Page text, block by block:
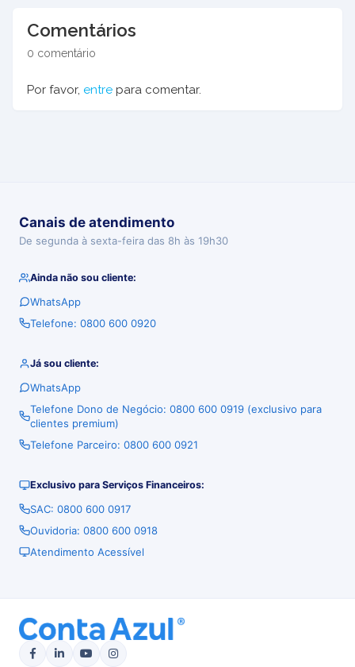
Comentários
0 comentário
Por favor, entre para comentar.
Canais de atendimento
De segunda à sexta-feira das 8h às 19h30
Ainda não sou cliente:
WhatsApp
Telefone: 0800 600 0920
Já sou cliente:
WhatsApp
Telefone Dono de Negócio: 0800 600 0919 (exclusivo para
clientes premium)
Telefone Parceiro: 0800 600 0921
Exclusivo para Serviços Financeiros:
SAC: 0800 600 0917
Ouvidoria: 0800 600 0918
Atendimento Acessível